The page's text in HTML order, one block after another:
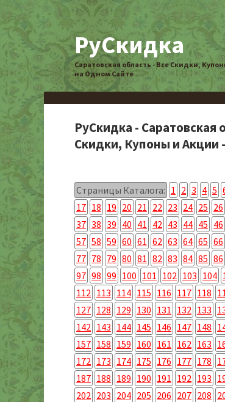
РуСкидка
Саратовская область - Все Скидки,
на Одном Сайте
РуСкидка - Саратовская
Скидки, Купоны и Акции
Страницы Каталога: 1 2 3 4 5
17 18 19 20 21 22 23 24 25 26
37 38 39 40 41 42 43 44 45 46
57 58 59 60 61 62 63 64 65 66
77 78 79 80 81 82 83 84 85 86
97 98 99 100 101 102 103 104
112 113 114 115 116 117 118
127 128 129 130 131 132 133
142 143 144 145 146 147 148
157 158 159 160 161 162 163
172 173 174 175 176 177 178
187 188 189 190 191 192 193
202 203 204 205 206 207 208